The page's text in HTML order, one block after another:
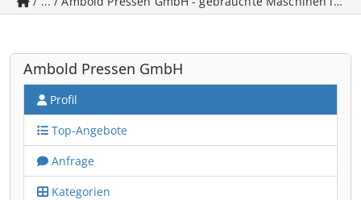
Ambold Pressen GmbH
Profil
Top-Angebote
Anfrage
Kategorien